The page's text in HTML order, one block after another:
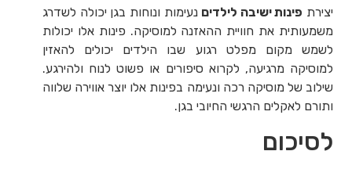
יצירת פינות ישיבה לילדים נעימות ונוחות בגן יכולה לשדרג
משמעותית את חוויית ההאזנה למוסיקה. פינות אלו יכולות
לשמש מקום מפלט רגוע שבו הילדים יכולים להאזין
למוסיקה מרגיעה, לקרוא סיפורים או פשוט לנוח ולהירגע.
שילוב של מוסיקה רכה ונעימה בפינות אלו יוצר אווירה שלווה
ותורם לאקלים הרגשי החיובי בגן.
לסיכום